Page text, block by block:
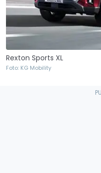
Rexton Sports XL
Foto: KG Mobility